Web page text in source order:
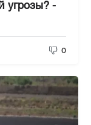
угрозы? -
0